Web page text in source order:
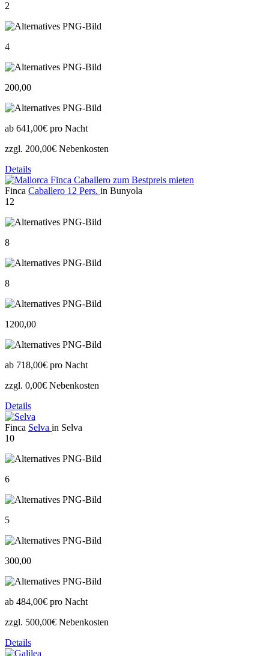
2
4
200,00
ab 641,00€ pro Nacht
zzgl. 200,00€ Nebenkosten
Details
Finca Caballero 12 Pers. in Bunyola
12
8
8
1200,00
ab 718,00€ pro Nacht
zzgl. 0,00€ Nebenkosten
Details
Finca Selva in Selva
10
6
5
300,00
ab 484,00€ pro Nacht
zzgl. 500,00€ Nebenkosten
Details